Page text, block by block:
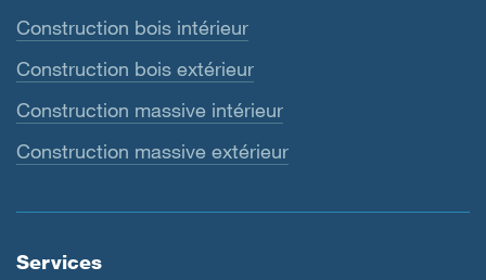
Construction bois intérieur
Construction bois extérieur
Construction massive intérieur
Construction massive extérieur
Services